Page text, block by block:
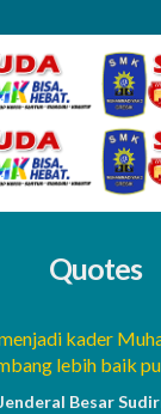
Quotes
kader
lebih baik
Besar